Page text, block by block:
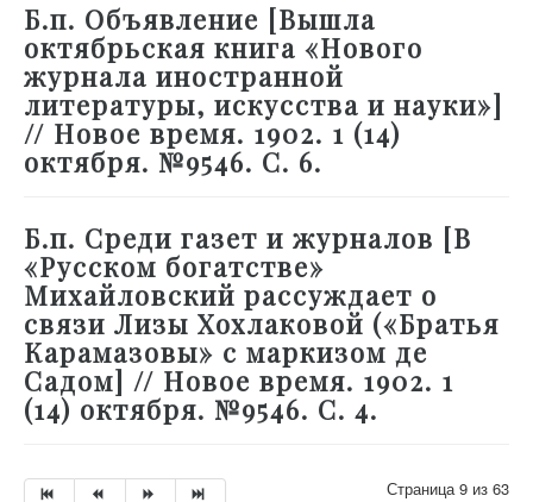
Б.п. Объявление [Вышла
октябрьская книга «Нового
журнала иностранной
литературы, искусства и науки»]
// Новое время. 1902. 1 (14)
октября. №9546. С. 6.
Б.п. Среди газет и журналов [В
«Русском богатстве»
Михайловский рассуждает о
связи Лизы Хохлаковой («Братья
Карамазовы» с маркизом де
Садом] // Новое время. 1902. 1
(14) октября. №9546. С. 4.
Страница 9 из 63